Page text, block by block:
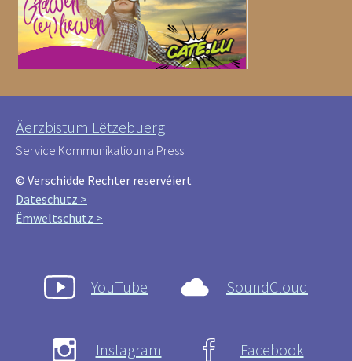
Äerzbistum Lëtzebuerg
Service Kommunikatioun a Press
© Verschidde Rechter reservéiert
Dateschutz >
Ëmweltschutz >
YouTube SoundCloud
Instagram Facebook